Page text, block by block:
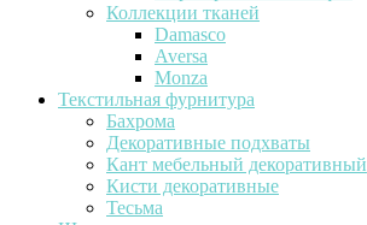
Коллекции тканей
Damasco
Aversa
Monza
Текстильная фурнитура
Бахрома
Декоративные подхваты
Кант мебельный декоративный
Кисти декоративные
Тесьма